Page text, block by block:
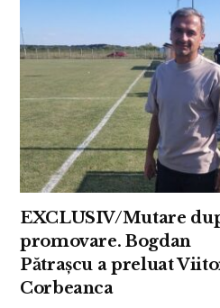
EXCLUSIV/Mutare
promovare. Bogdan
Pătrașcu a preluat
Corbeanca